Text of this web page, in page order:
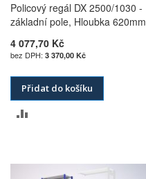
Policový regál DX 2500/1030 -
základní pole, Hloubka 620mm
4 077,70 Kč
3 370,00 Kč
Přidat do košíku
POROVNÁNÍ